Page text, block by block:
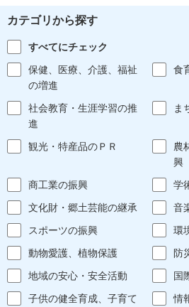
カテゴリから探す
すべてにチェック
保健、医療、介護、福祉
の増進
食
社会教育・生涯学習の推
進
ま
観光・特産品のＰＲ
農
興
商工業の振興
学
文化財・郷土芸能の継承
音
スポーツの振興
環
動物愛護、植物保護
防
地域の安心・安全活動
国
子供の健全育成、子育て
情